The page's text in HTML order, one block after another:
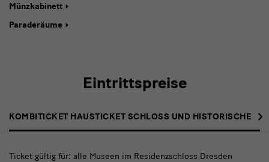
Münzkabinett
Paraderäume
Eintrittspreise
KOMBITICKET HAUSTICKET SCHLOSS UND HISTORISCHES ›
Ticket gültig für: alle Museen im Residenzschloss Dresden